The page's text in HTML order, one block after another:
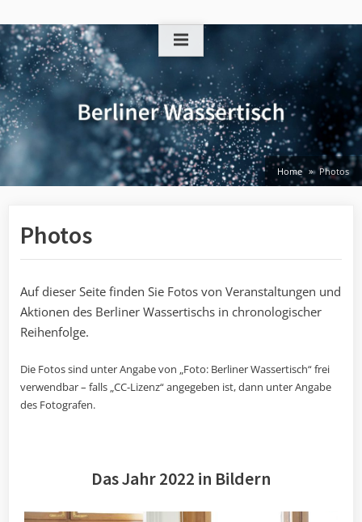
to
content
Home Photos
Photos
Auf dieser Seite finden Sie Fotos von Veranstaltungen und
Aktionen des Berliner Wassertischs in chronologischer
Reihenfolge.
Die Fotos sind unter Angabe von „Foto: Berliner Wassertisch“ frei
verwendbar – falls „CC-Lizenz“ angegeben ist, dann unter Angabe
des Fotografen.
Das Jahr 2022 in Bildern